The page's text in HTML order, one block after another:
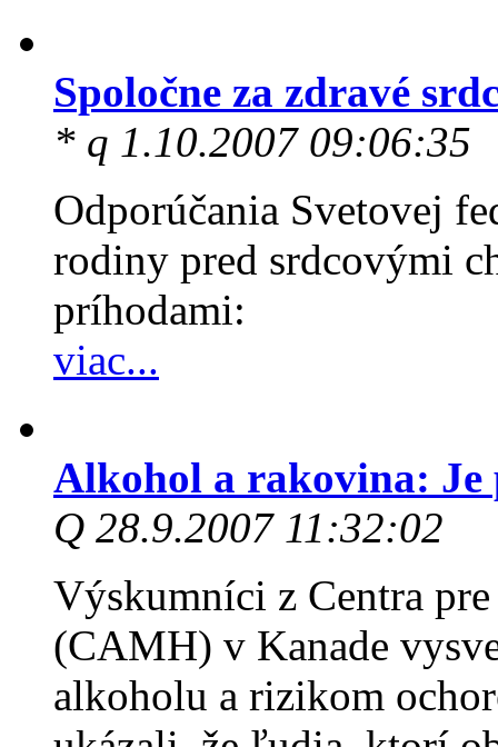
Spoločne za zdravé
* q 1.10.2007 09:06:35
Odporúčania Svetovej
rodiny pred srdcovými
príhodami:
viac...
Alkohol a rakovina: Je
Q 28.9.2007 11:32:02
Výskumníci z Centra
(CAMH) v Kanade
alkoholu a rizikom